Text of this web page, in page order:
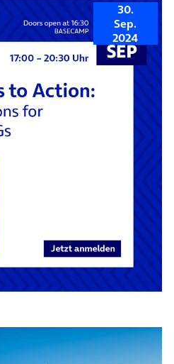
30.
Sep.
2024